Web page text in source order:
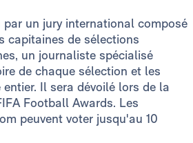
par un jury international composé
capitaines de sélections
un journaliste spécialisé
de chaque sélection et les
Il sera dévoilé lors de la
Football Awards. Les
peuvent voter jusqu'au 10